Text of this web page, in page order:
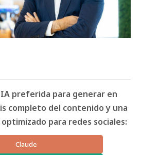
preferida para generar en
completo del contenido y una
para redes sociales:
Claude